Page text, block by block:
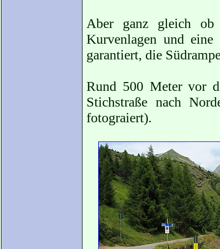
Aber ganz gleich
Kurvenlagen und eine
garantiert, die
Rund 500 Meter vor
Stichstraße nach
fotograiert).